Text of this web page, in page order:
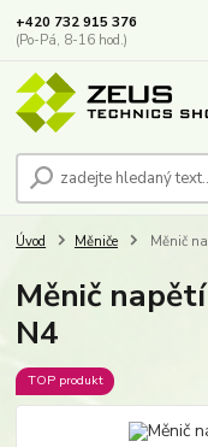
+420 732 915 376
(Po-Pá, 8-16 hod.)
Úvod Měniče Měnič
Měnič
N4
TOP produkt